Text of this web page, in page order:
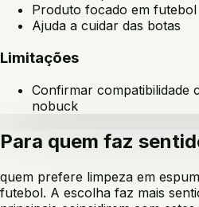
Produto focado em futebol
Ajuda a cuidar das botas
Limitações
Confirmar compatibilidade
nobuck
Para quem faz
quem prefere limpeza em
futebol. A escolha faz mais